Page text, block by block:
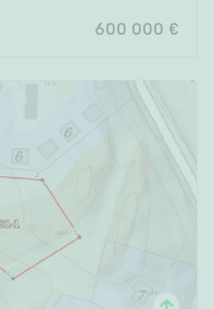
600 000 €